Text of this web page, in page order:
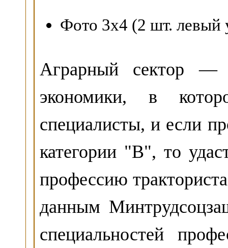
Фото 3х4 (2 шт. левый
Аграрный сектор —
экономики, в
специалисты, и если
категории "B", то
профессию
данным
специальностей